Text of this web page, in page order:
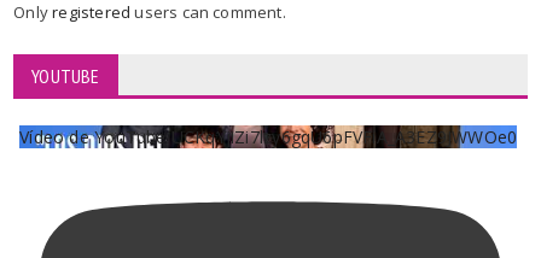
Onlyregisteredusers can comment.
YOUTUBE
Vídeo de YouTube UCKqYjiZi7lzy6gqU6pFVFiA_A3EZ9JWWOe0